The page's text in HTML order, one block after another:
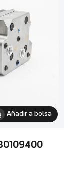
Añadir a bolsa